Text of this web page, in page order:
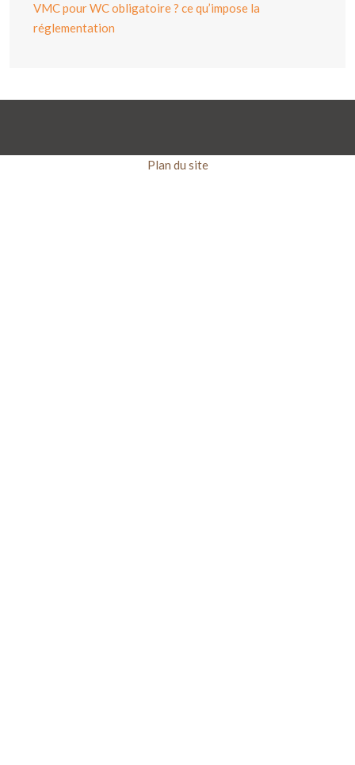
VMC pour WC obligatoire ? ce qu’impose la
réglementation
Plan du site